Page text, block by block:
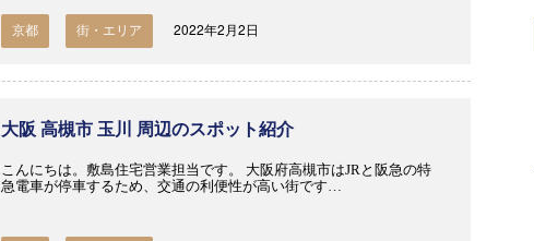
京都 街・エリア 2022年2月2日
大阪 高槻市 玉川 周辺のスポット紹介
こんにちは。敷島住宅営業担当です。 大阪府高槻市はJRと阪急の特
急電車が停車するため、交通の利便性が高い街です…